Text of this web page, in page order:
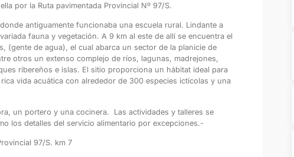
por la Ruta pavimentada Provincial Nº 97/S.
antiguamente funcionaba una escuela rural. Lindante a
fauna y vegetación. A 9 km al este de allí se encuentra el
(gente de agua), el cual abarca un sector de la planicie de
otros un extenso complejo de ríos, lagunas, madrejones,
ribereños e islas. El sitio proporciona un hábitat ideal para
vida acuática con alrededor de 300 especies ictícolas y una
un portero y una cocinera. Las actividades y talleres se
los detalles del servicio alimentario por excepciones.-
97/S. km 7